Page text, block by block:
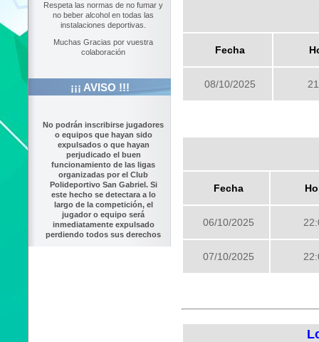
Respeta las normas de no fumar y
no beber alcohol en todas las
instalaciones deportivas.
Muchas Gracias por vuestra
colaboración
¡¡¡ AVISO !!!
No podrán inscribirse jugadores
o equipos que hayan sido
expulsados o que hayan
perjudicado el buen
funcionamiento de las ligas
organizadas por el Club
Polideportivo San Gabriel. Si
este hecho se detectara a lo
largo de la competición, el
jugador o equipo será
inmediatamente expulsado
perdiendo todos sus derechos
Fecha
08/10/2025
Fecha
06/10/2025
07/10/2025